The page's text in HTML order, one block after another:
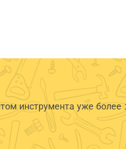
инструмента уже более